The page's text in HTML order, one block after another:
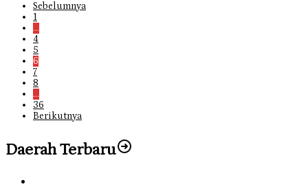
Sebelumnya
1
…
4
5
6
7
8
…
36
Berikutnya
Daerah Terbaru